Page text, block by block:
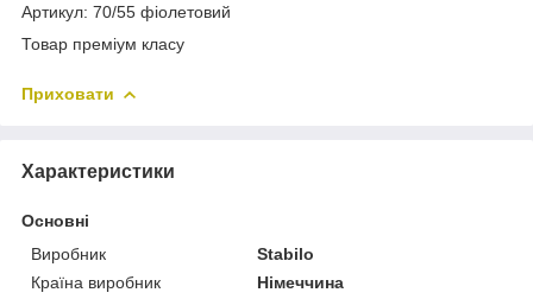
Артикул: 70/55 фіолетовий
Товар преміум класу
Приховати
Характеристики
Основні
Виробник
Stabilo
Країна виробник
Німеччина